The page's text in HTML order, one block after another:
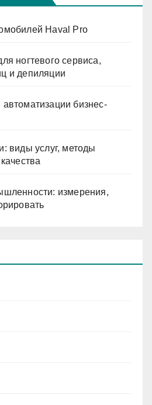
Haval Pro
ногтевого сервиса,
и депиляции
бизнес-
виды услуг, методы
измерения,